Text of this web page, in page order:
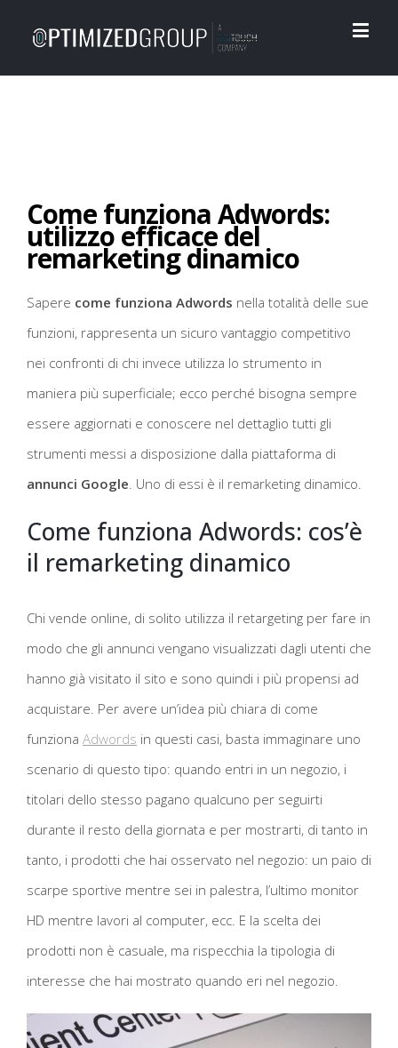
Come funziona Adwords:
utilizzo efficace del
remarketing dinamico
Sapere come funziona Adwords nella totalità delle sue
funzioni, rappresenta un sicuro vantaggio competitivo
nei confronti di chi invece utilizza lo strumento in
maniera più superficiale; ecco perché bisogna sempre
essere aggiornati e conoscere nel dettaglio tutti gli
strumenti messi a disposizione dalla piattaforma di
annunci Google. Uno di essi è il remarketing dinamico.
Come funziona Adwords: cos’è
il remarketing dinamico
Chi vende online, di solito utilizza il retargeting per fare in
modo che gli annunci vengano visualizzati dagli utenti che
hanno già visitato il sito e sono quindi i più propensi ad
acquistare. Per avere un’idea più chiara di come
funziona Adwords in questi casi, basta immaginare uno
scenario di questo tipo: quando entri in un negozio, i
titolari dello stesso pagano qualcuno per seguirti
durante il resto della giornata e per mostrarti, di tanto in
tanto, i prodotti che hai osservato nel negozio: un paio di
scarpe sportive mentre sei in palestra, l’ultimo monitor
HD mentre lavori al computer, ecc. E la scelta dei
prodotti non è casuale, ma rispecchia la tipologia di
interesse che hai mostrato quando eri nel negozio.